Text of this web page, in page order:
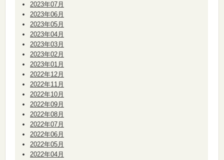
2023年07月
2023年06月
2023年05月
2023年04月
2023年03月
2023年02月
2023年01月
2022年12月
2022年11月
2022年10月
2022年09月
2022年08月
2022年07月
2022年06月
2022年05月
2022年04月